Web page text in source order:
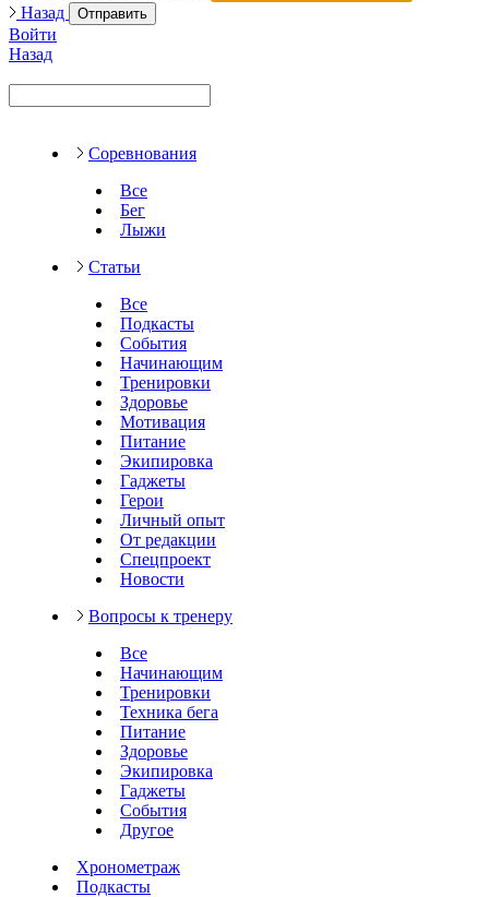
Назад
Отправить
Войти
Назад
Соревнования
Все
Бег
Лыжи
Статьи
Все
Подкасты
События
Начинающим
Тренировки
Здоровье
Мотивация
Питание
Экипировка
Гаджеты
Герои
Личный опыт
От редакции
Спецпроект
Новости
Вопросы к тренеру
Все
Начинающим
Тренировки
Техника бега
Питание
Здоровье
Экипировка
Гаджеты
События
Другое
Хронометраж
Подкасты